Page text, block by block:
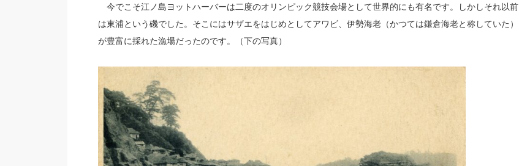
今でこそ江ノ島ヨットハーバーは二度のオリンピック競技会場として世界的にも有名です。しかしそれ以前
は東浦という磯でした。そこにはサザエをはじめとしてアワビ、伊勢海老（かつては鎌倉海老と称していた）
が豊富に採れた漁場だったのです。（下の写真）